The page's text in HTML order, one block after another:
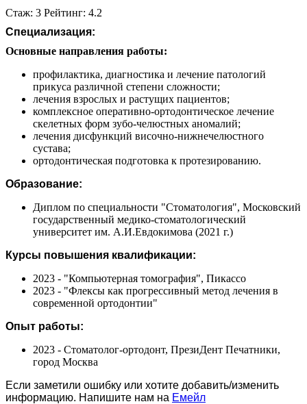
Стаж: 3 Рейтинг: 4.2
Специализация:
Основные направления работы:
профилактика, диагностика и лечение патологий
прикуса различной степени сложности;
лечения взрослых и растущих пациентов;
комплексное оперативно-ортодонтическое лечение
скелетных форм зубо-челюстных аномалий;
лечения дисфункций височно-нижнечелюстного
сустава;
ортодонтическая подготовка к протезированию.
Образование:
Диплом по специальности "Стоматология", Московский
государственный медико-стоматологический
университет им. А.И.Евдокимова (2021 г.)
Курсы повышения квалификации:
2023 - "Компьютерная томография", Пикассо
2023 - "Флексы как прогрессивный метод лечения в
современной ортодонтии"
Опыт работы:
2023 - Стоматолог-ортодонт, ПрезиДент Печатники,
город Москва
Если заметили ошибку или хотите добавить/изменить
информацию. Напишите нам на Емейл